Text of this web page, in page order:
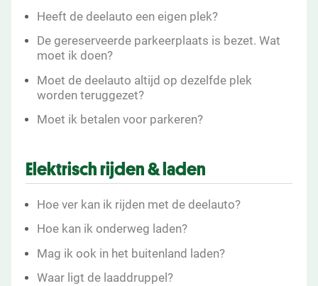
Heeft de deelauto een eigen plek?
De gereserveerde parkeerplaats is bezet. Wat
moet ik doen?
Moet de deelauto altijd op dezelfde plek
worden teruggezet?
Moet ik betalen voor parkeren?
Elektrisch rijden & laden
Hoe ver kan ik rijden met de deelauto?
Hoe kan ik onderweg laden?
Mag ik ook in het buitenland laden?
Waar ligt de laaddruppel?